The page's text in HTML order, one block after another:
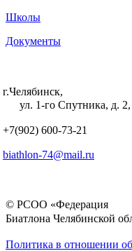
Школы
Документы
г.Челябинск,
ул. 1-го Спутника, д.
+7(902) 600-73-21
biathlon-74@mail.ru
© РСОО «Федерация
Биатлона Челябинской
Политика в отношении